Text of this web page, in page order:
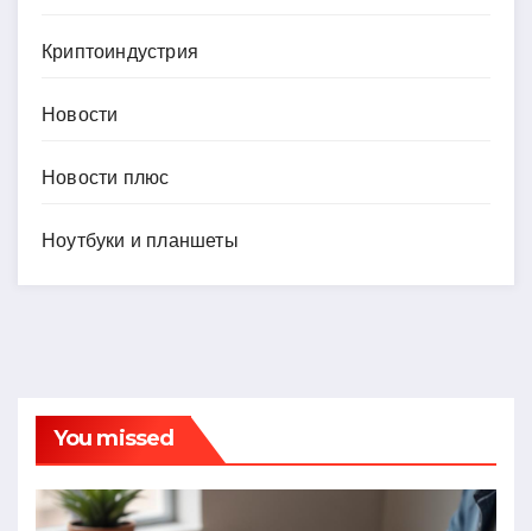
Криптоиндустрия
Новости
Новости плюс
Ноутбуки и планшеты
You missed